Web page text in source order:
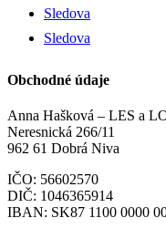
Sledova
Sledova
Obchodné údaje
Anna Hašková – LES a
Neresnická 266/11
962 61 Dobrá Niva
IČO: 56602570
DIČ: 1046365914
IBAN: SK87 1100 0000